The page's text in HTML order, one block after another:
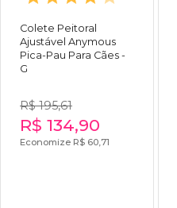
Colete Peitoral
Ajustável Anymous
Pica-Pau Para Cães -
G
R$ 195,61
R$ 134,90
Economize R$ 60,71